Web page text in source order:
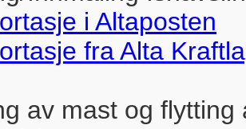
i Altaposten
fra Alta
av mast og